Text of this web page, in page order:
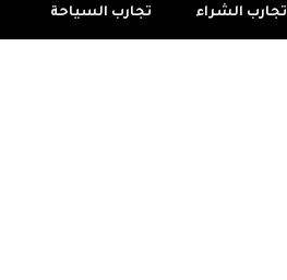
تجارب الشراء تجارب السياحة